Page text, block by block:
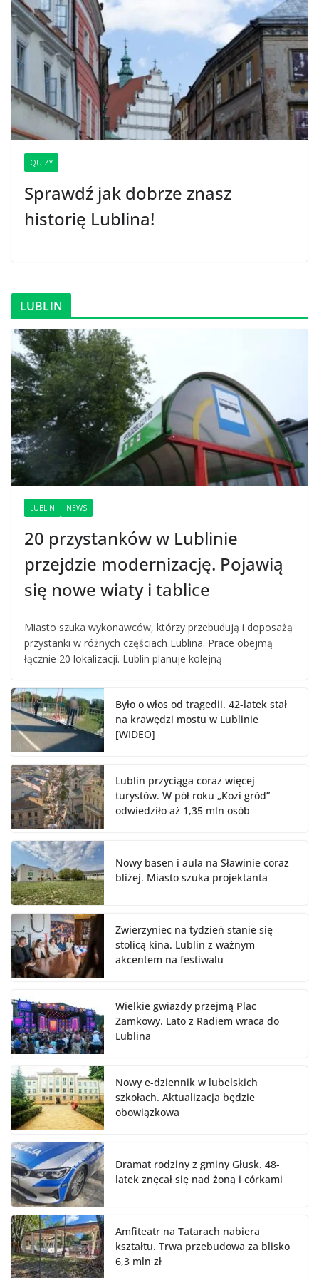
QUIZY
Sprawdź jak dobrze znasz
historię Lublina!
LUBLIN
LUBLIN NEWS
20 przystanków w Lublinie
przejdzie modernizację. Pojawią
się nowe wiaty i tablice
Miasto szuka wykonawców, którzy przebudują i doposażą
przystanki w różnych częściach Lublina. Prace obejmą
łącznie 20 lokalizacji. Lublin planuje kolejną
Było o włos od tragedii. 42-latek stał
na krawędzi mostu w Lublinie
[WIDEO]
Lublin przyciąga coraz więcej
turystów. W pół roku „Kozi gród”
odwiedziło aż 1,35 mln osób
Nowy basen i aula na Sławinie coraz
bliżej. Miasto szuka projektanta
Zwierzyniec na tydzień stanie się
stolicą kina. Lublin z ważnym
akcentem na festiwalu
Wielkie gwiazdy przejmą Plac
Zamkowy. Lato z Radiem wraca do
Lublina
Nowy e-dziennik w lubelskich
szkołach. Aktualizacja będzie
obowiązkowa
Dramat rodziny z gminy Głusk. 48-
latek znęcał się nad żoną i córkami
Amfiteatr na Tatarach nabiera
kształtu. Trwa przebudowa za blisko
6,3 mln zł